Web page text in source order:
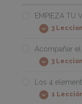
EMPIEZA TU
Expandir
EMPIEZA
VERANO
AQUÍ
3
Acompañar
Expandir
Acompañar
ciclo
año,
3
Los 4
Expandir
Los 1